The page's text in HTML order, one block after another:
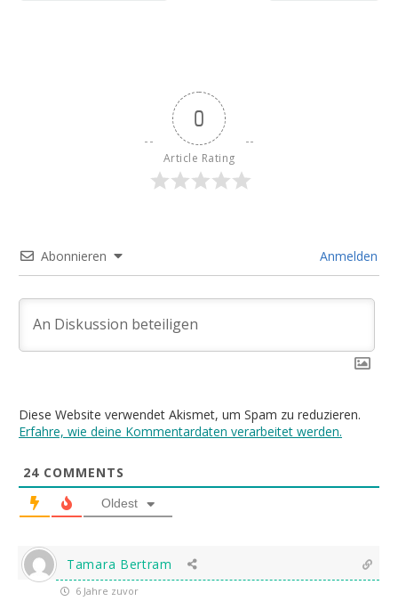
0
Article Rating
Abonnieren Anmelden
Diese Website verwendet Akismet, um Spam zu reduzieren.
Erfahre, wie deine Kommentardaten verarbeitet werden.
24 COMMENTS
Oldest
Tamara Bertram
6 Jahre zuvor